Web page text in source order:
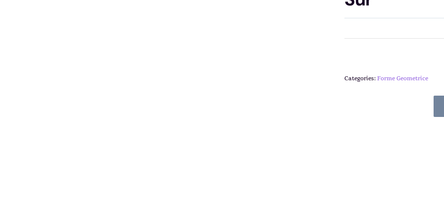
Categories:Forme Geometrice